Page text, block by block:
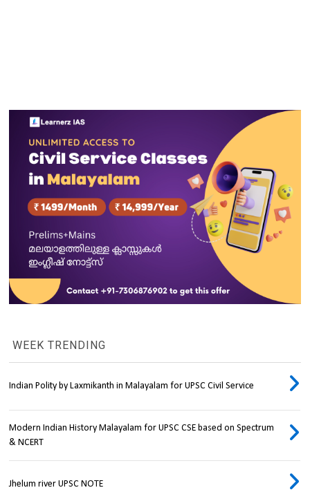
WEEK TRENDING
Indian Polity by Laxmikanth in Malayalam for UPSC Civil Service
Modern Indian History Malayalam for UPSC CSE based on Spectrum
& NCERT
Jhelum river UPSC NOTE